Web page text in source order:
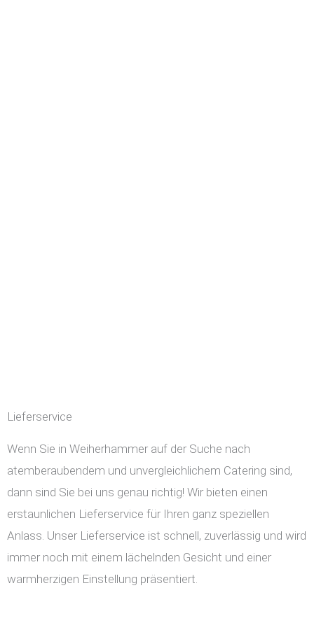
Lieferservice
Wenn Sie in Weiherhammer auf der Suche nach
atemberaubendem und unvergleichlichem Catering sind,
dann sind Sie bei uns genau richtig! Wir bieten einen
erstaunlichen Lieferservice für Ihren ganz speziellen
Anlass. Unser Lieferservice ist schnell, zuverlässig und wird
immer noch mit einem lächelnden Gesicht und einer
warmherzigen Einstellung präsentiert.